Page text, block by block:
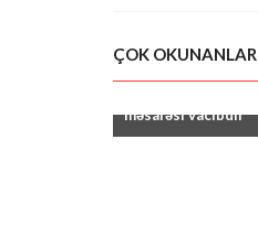
ÇOK OKUNANLAR
məsafəsi vacibdir"